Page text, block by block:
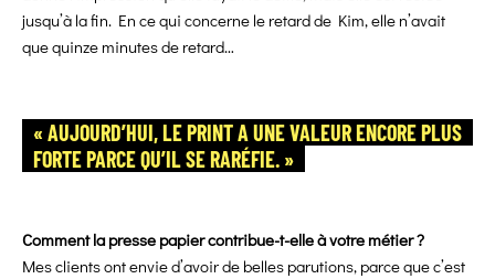
jusqu’à la fin. En ce qui concerne le retard de Kim, elle n’avait
que quinze minutes de retard…
« AUJOURD’HUI, LE PRINT A UNE VALEUR ENCORE PLUS
FORTE PARCE QU’IL SE RARÉFIE. »
Comment la presse papier contribue-t-elle à votre métier ?
Mes clients ont envie d’avoir de belles parutions, parce que c’est